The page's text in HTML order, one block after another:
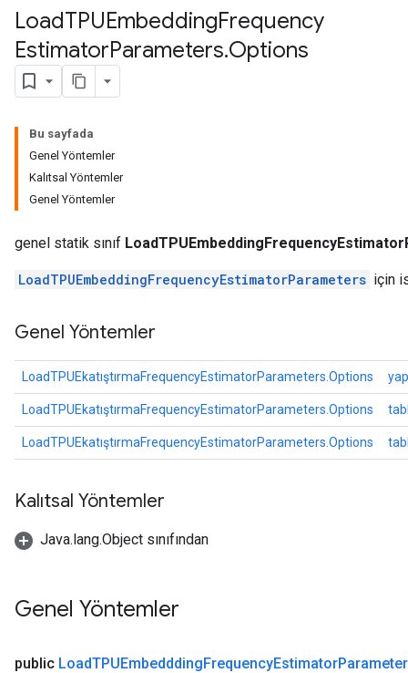
LoadTPUEmbeddingFrequency
EstimatorParameters.Options
Bu sayfada
Genel Yöntemler
Kalıtsal Yöntemler
Genel Yöntemler
genel statik sınıf
LoadTPUEmbeddingFrequencyEstimatorParameters için
Genel Yöntemler
LoadTPUEkatıştırmaFrequencyEstimatorParameters.Options
LoadTPUEkatıştırmaFrequencyEstimatorParameters.Options
LoadTPUEkatıştırmaFrequencyEstimatorParameters.Options
Kalıtsal Yöntemler
Java.lang.Object sınıfından
Genel Yöntemler
public LoadTPUEmbedddingFrequencyEstimator